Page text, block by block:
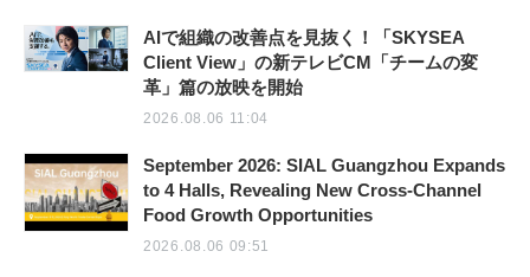
AIで組織の改善点を見抜く！「SKYSEA
Client View」の新テレビCM「チームの変
革」篇の放映を開始
2026.08.06 11:04
September 2026: SIAL Guangzhou Expands
to 4 Halls, Revealing New Cross-Channel
Food Growth Opportunities
2026.08.06 09:51